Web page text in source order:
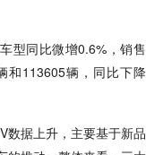
型同比微增0.6%，销售
和113605辆，同比下降
数据上升，主要基于新品